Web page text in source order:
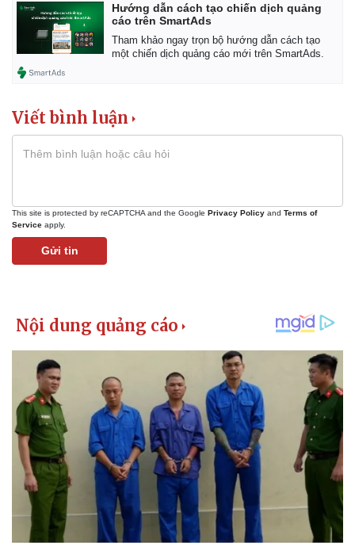
Hướng dẫn cách tạo chiến dịch quảng
cáo trên SmartAds
Tham khảo ngay trọn bộ hướng dẫn cách tạo
một chiến dịch quảng cáo mới trên SmartAds.
Viết bình luận
This site is protected by reCAPTCHA and the Google Privacy Policy and Terms of
Service apply.
Gửi tin